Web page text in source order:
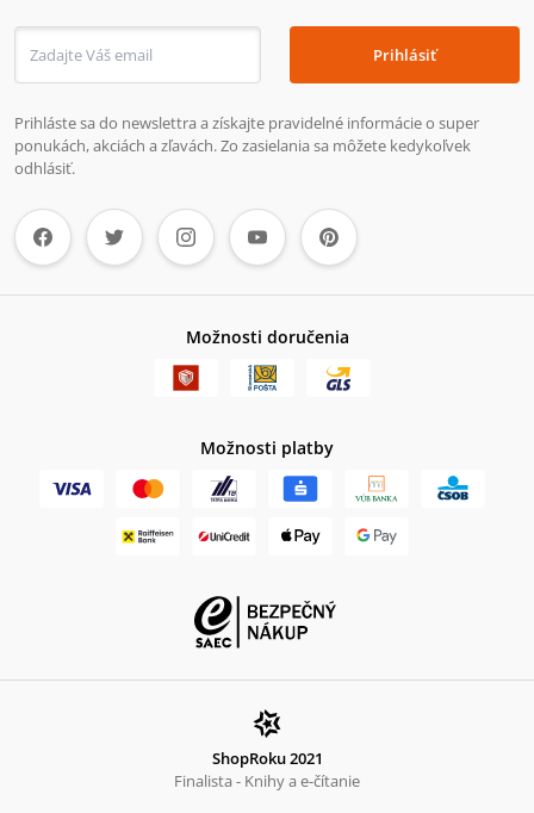
Prihlásiť
Prihláste sa do newslettra a získajte pravidelné informácie o super
ponukách, akciách a zľavách. Zo zasielania sa môžete kedykoľvek
odhlásiť.
Možnosti doručenia
Možnosti platby
ShopRoku 2021
Finalista - Knihy a e-čítanie